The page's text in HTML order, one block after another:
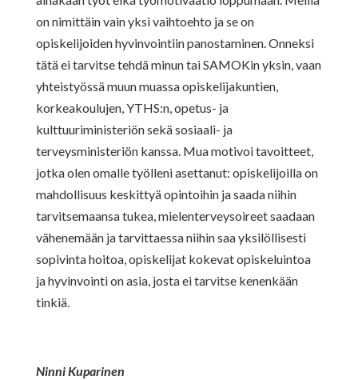
on nimittäin vain yksi vaihtoehto ja se on
opiskelijoiden hyvinvointiin panostaminen. Onneksi
tätä ei tarvitse tehdä minun tai SAMOKin yksin, vaan
yhteistyössä muun muassa opiskelijakuntien,
korkeakoulujen, YTHS:n, opetus- ja
kulttuuriministeriön sekä sosiaali- ja
terveysministeriön kanssa. Mua motivoi tavoitteet,
jotka olen omalle työlleni asettanut: opiskelijoilla on
mahdollisuus keskittyä opintoihin ja saada niihin
tarvitsemaansa tukea, mielenterveysoireet saadaan
vähenemään ja tarvittaessa niihin saa yksilöllisesti
sopivinta hoitoa, opiskelijat kokevat opiskeluintoa
ja hyvinvointi on asia, josta ei tarvitse kenenkään
tinkiä.
Ninni Kuparinen